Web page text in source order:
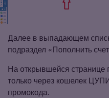
Далее в выпадающем
подраздел «Пополнить
На открывшейся странице
только через кошелек
промокода.